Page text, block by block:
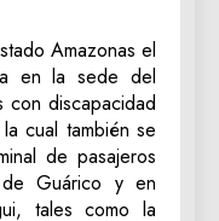
Amazonas el
en la sede del
con discapacidad
cual también se
de pasajeros
Guárico y en
tales como la